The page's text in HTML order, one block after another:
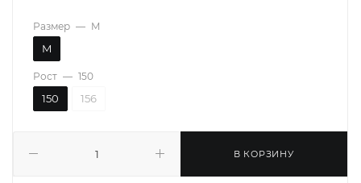
В КОРЗИНУ
Размер — M
M
Рост — 150
150 156